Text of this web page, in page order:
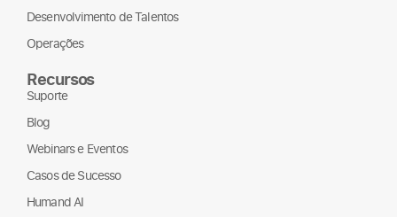
Desenvolvimento de Talentos
Operações
Recursos
Suporte
Blog
Webinars e Eventos
Casos de Sucesso
Humand AI